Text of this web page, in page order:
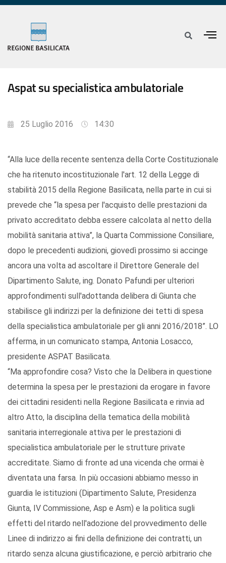
Aspat su specialistica ambulatoriale
25 Luglio 2016 14:30
“Alla luce della recente sentenza della Corte Costituzionale
che ha ritenuto incostituzionale l'art. 12 della Legge di
stabilità 2015 della Regione Basilicata, nella parte in cui si
prevede che “la spesa per l'acquisto delle prestazioni da
privato accreditato debba essere calcolata al netto della
mobilità sanitaria attiva”, la Quarta Commissione Consiliare,
dopo le precedenti audizioni, giovedì prossimo si accinge
ancora una volta ad ascoltare il Direttore Generale del
Dipartimento Salute, ing. Donato Pafundi per ulteriori
approfondimenti sull'adottanda delibera di Giunta che
stabilisce gli indirizzi per la definizione dei tetti di spesa
della specialistica ambulatoriale per gli anni 2016/2018”. LO
afferma, in un comunicato stampa, Antonia Losacco,
presidente ASPAT Basilicata.
“Ma approfondire cosa? Visto che la Delibera in questione
determina la spesa per le prestazioni da erogare in favore
dei cittadini residenti nella Regione Basilicata e rinvia ad
altro Atto, la disciplina della tematica della mobilità
sanitaria interregionale attiva per le prestazioni di
specialistica ambulatoriale per le strutture private
accreditate. Siamo di fronte ad una vicenda che ormai è
diventata una farsa. In più occasioni abbiamo messo in
guardia le istituzioni (Dipartimento Salute, Presidenza
Giunta, IV Commissione, Asp e Asm) e la politica sugli
effetti del ritardo nell'adozione del provvedimento delle
Linee di indirizzo ai fini della definizione dei contratti, un
ritardo senza alcuna giustificazione, e perciò arbitrario che